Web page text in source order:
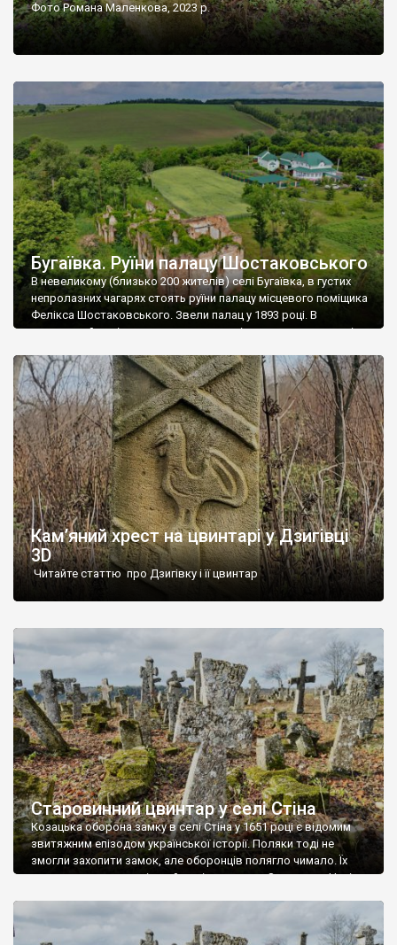
Фото Романа Маленкова, 2023 р.
Бугаївка. Руїни палацу Шостаковського
В невеликому (близько 200 жителів) селі Бугаївка, в густих
непролазних чагарях стоять руїни палацу місцевого поміщика
Фелікса Шостаковського. Звели палац у 1893 році. В
радянський період у ньому спочатку містилася школа, потім
століття тут розмістили туберкульозну лікарню. Коли із
палацу виїхала лікарня – ми точно не […]
Кам’яний хрест на цвинтарі у Дзигівці
3D
Читайте статтю про Дзигівку і її цвинтар
Старовинний цвинтар у селі Стіна
Козацька оборона замку в селі Стіна у 1651 році є відомим
звитяжним епізодом української історії. Поляки тоді не
змогли захопити замок, але оборонців полягло чимало. Їх
поховали на цвинтарі, який тоді називався Замковим. Нині на
ньому чимало хрестів 19 століття, є такі, де епітафії стер […]